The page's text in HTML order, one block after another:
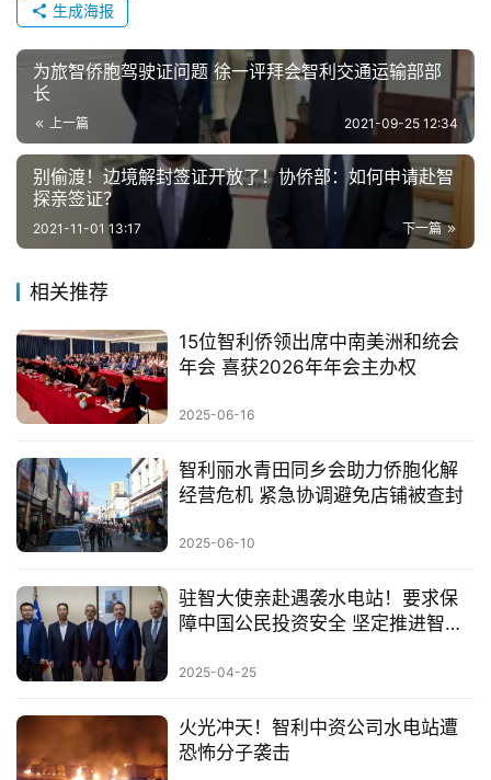
生成海报
为旅智侨胞驾驶证问题 徐一评拜会智利交通运输部部
长
上一篇 2021-09-25 12:34
别偷渡！边境解封签证开放了！协侨部：如何申请赴智
探亲签证？
下一篇
2021-11-01 13:17
相关推荐
15位智利侨领出席中南美洲和统会
年会 喜获2026年年会主办权
2025-06-16
智利丽水青田同乡会助力侨胞化解
经营危机 紧急协调避免店铺被查封
2025-06-10
驻智大使亲赴遇袭水电站！要求保
障中国公民投资安全 坚定推进智利
2025-04-25
火光冲天！智利中资公司水电站遭
恐怖分子袭击